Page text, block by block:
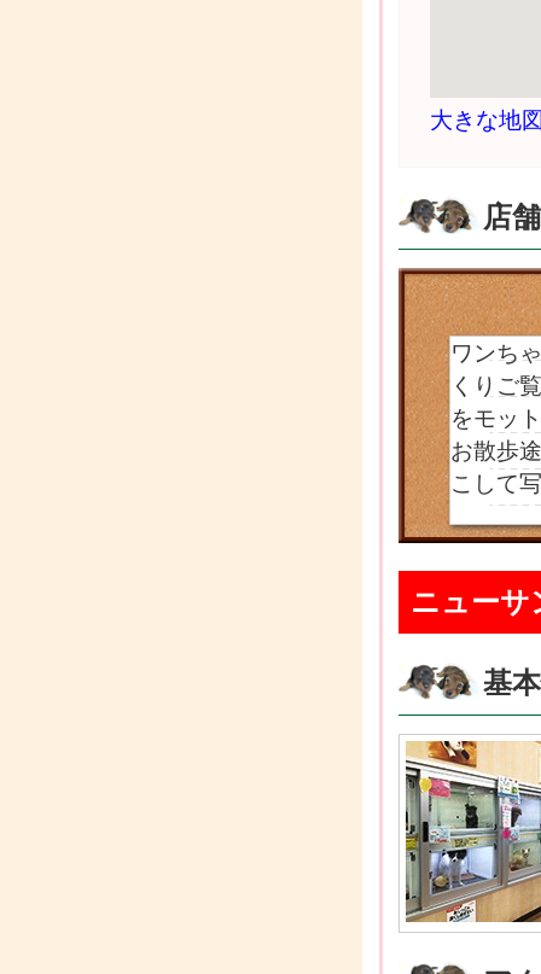
大きな地
店
ワンち
くりご
をモッ
お散歩
こして
ニューサ
基